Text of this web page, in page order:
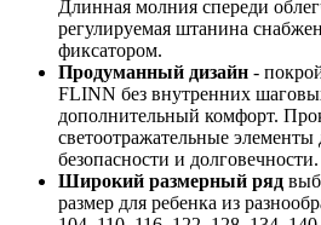
Длинная молния спереди
регулируемая штанина
фиксатором.
Продуманный дизайн -
FLINN без внутренних
дополнительный комфорт.
светоотражательные
безопасности и долговечности.
Широкий размерный ряд
размер для ребенка из